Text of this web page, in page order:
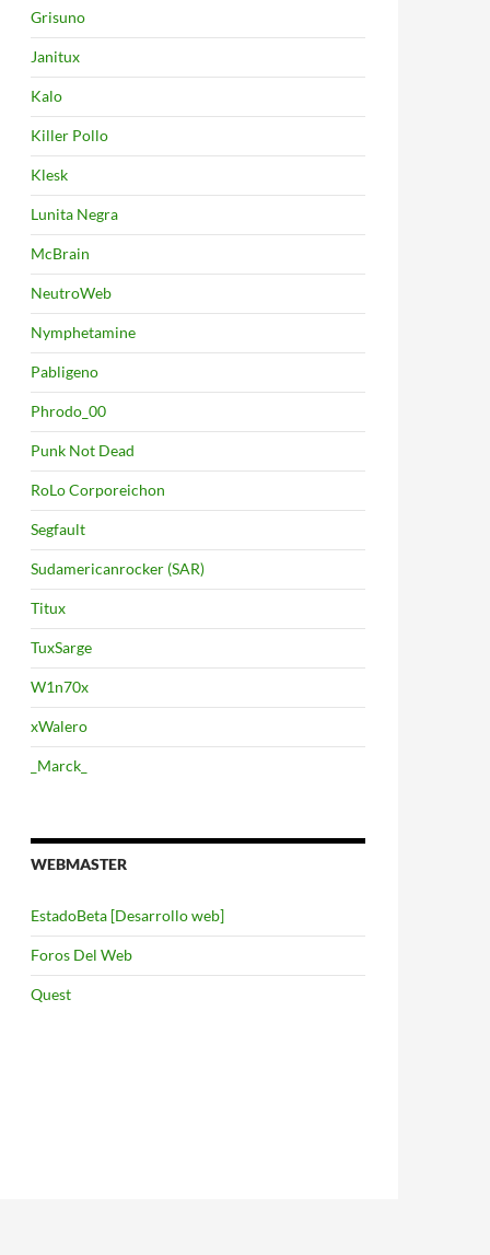
Grisuno
Janitux
Kalo
Killer Pollo
Klesk
Lunita Negra
McBrain
NeutroWeb
Nymphetamine
Pabligeno
Phrodo_00
Punk Not Dead
RoLo Corporeichon
Segfault
Sudamericanrocker (SAR)
Titux
TuxSarge
W1n70x
xWalero
_Marck_
WEBMASTER
EstadoBeta [Desarrollo web]
Foros Del Web
Quest